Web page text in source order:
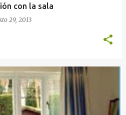
con la sala
29, 2013